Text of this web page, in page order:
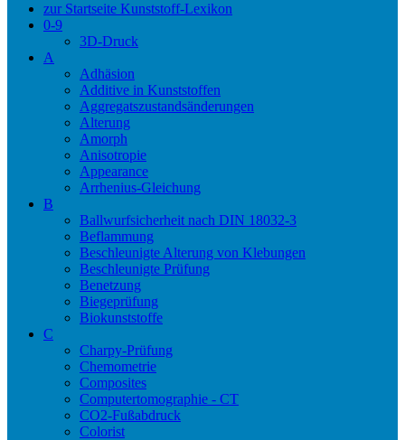
zur Startseite Kunststoff-Lexikon
0-9
3D-Druck
A
Adhäsion
Additive in Kunststoffen
Aggregatszustandsänderungen
Alterung
Amorph
Anisotropie
Appearance
Arrhenius-Gleichung
B
Ballwurfsicherheit nach DIN 18032-3
Beflammung
Beschleunigte Alterung von Klebungen
Beschleunigte Prüfung
Benetzung
Biegeprüfung
Biokunststoffe
C
Charpy-Prüfung
Chemometrie
Composites
Computertomographie - CT
CO2-Fußabdruck
Colorist